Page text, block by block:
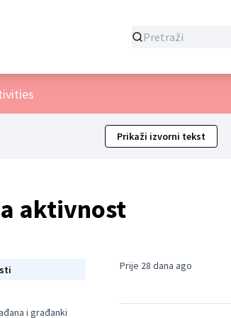
Prikaži izvorni tekst
aktivnost
i građanki
i građanki
Prije 28 dana ago